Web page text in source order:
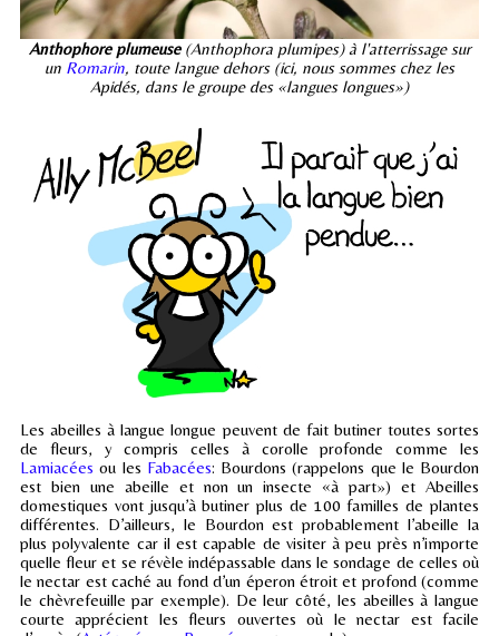
Anthophore plumeuse(Anthophora plumipes) à l'atterrissage sur
un Romarin, toute langue dehors (ici, nous sommes chez les
Apidés, dans le groupe des «langues longues»)
Les abeilles à langue longue peuvent de fait butiner toutes sortes
de fleurs, y compris celles à corolle profonde comme les
Lamiacées ou les Fabacées: Bourdons (rappelons que le Bourdon
est bien une abeille et non un insecte «à part») et Abeilles
domestiques vont jusqu’à butiner plus de 100 familles de plantes
différentes. D’ailleurs, le Bourdon est probablement l’abeille la
plus polyvalente car il est capable de visiter à peu près n’importe
quelle fleur et se révèle indépassable dans le sondage de celles où
le nectar est caché au fond d’un éperon étroit et profond (comme
le chèvrefeuille par exemple). De leur côté, les abeilles à langue
courte apprécient les fleurs ouvertes où le nectar est facile